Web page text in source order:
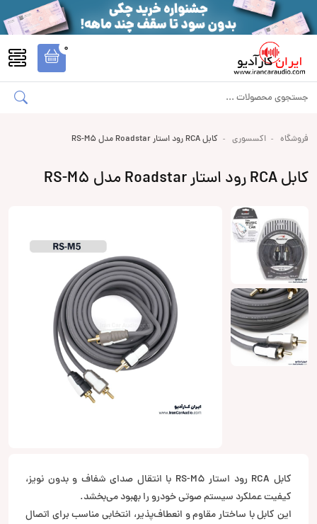
0
فروشگاه اکسسوری کابل RCA رود استار Roadstar مدل RS-M5
کابل RCA رود استار Roadstar مدل RS-M5
کابل RCA رود استار RS-M5 با انتقال صدای شفاف و بدون نویز،
کیفیت عملکرد سیستم صوتی خودرو را بهبود می‌بخشد.
این کابل با ساختار مقاوم و انعطاف‌پذیر، انتخابی مناسب برای اتصال